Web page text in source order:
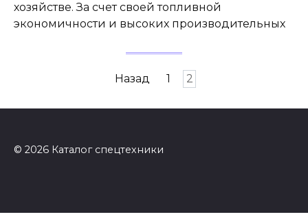
хозяйстве. За счет своей топливной
экономичности и высоких производительных
Назад 1 2
© 2026 Каталог спецтехники